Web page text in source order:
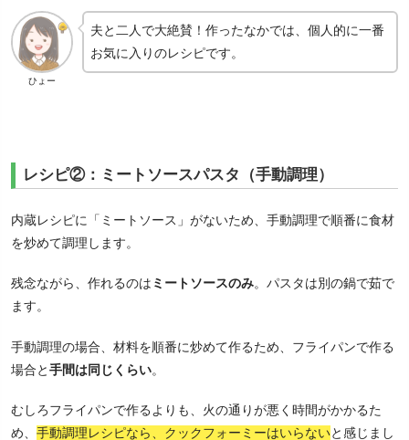
ひょー
夫と二人で大絶賛！作ったなかでは、個人的に一番
お気に入りのレシピです。
レシピ②：ミートソースパスタ（手動調理）
内蔵レシピに「ミートソース」がないため、手動調理で順番に食材
を炒めて調理します。
残念ながら、作れるのは ミートソースのみ。パスタは別の鍋で茹で
ます。
手動調理の場合、材料を順番に炒めて作るため、フライパンで作る
場合と手間は同じくらい。
むしろフライパンで作るよりも、火の通りが悪く時間がかかるた
め、 手動調理レシピなら、クックフォーミーはいらないと感じまし